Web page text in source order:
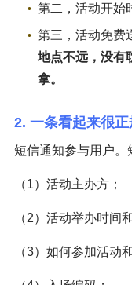
第二，活动开始
第三，活动免费
地点不远，没有
拿。
2. 一条看起来很
短信通知参与用户。
（1）活动主办方；
（2）活动举办时间
（3）如何参加活动